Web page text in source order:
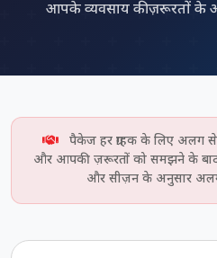
आपके व्यवसाय की ज़रूरतों के
पैकेज हर ग्राहक के लिए अलग
और आपकी ज़रूरतों को समझने के
और सीज़न के अनुसार